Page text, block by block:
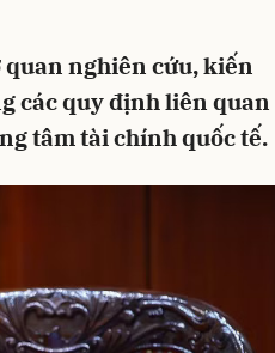
quan nghiên cứu, kiến
các quy định liên quan
tâm tài chính quốc tế.